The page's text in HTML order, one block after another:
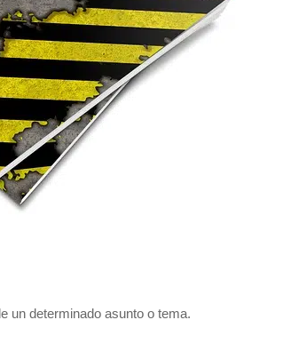
un determinado asunto o tema.